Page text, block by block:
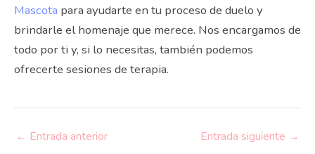
Mascota para ayudarte en tu proceso de duelo y
brindarle el homenaje que merece. Nos encargamos de
todo por ti y, si lo necesitas, también podemos
ofrecerte sesiones de terapia.
← Entrada anterior Entrada siguiente →